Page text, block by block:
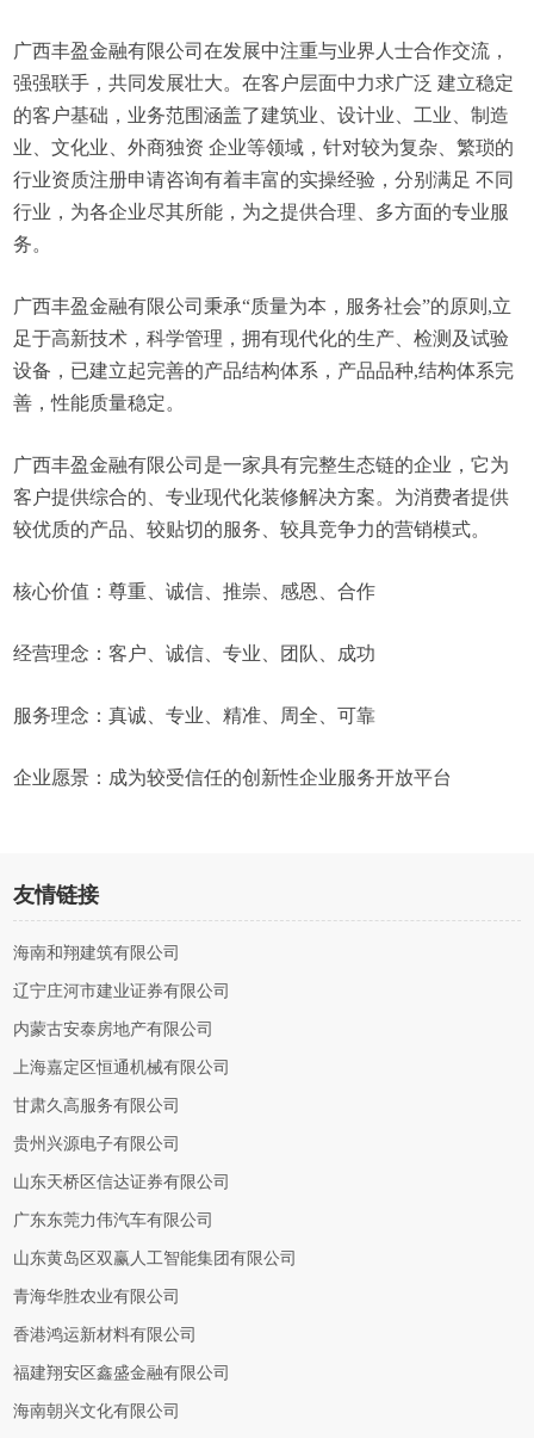
广西丰盈金融有限公司在发展中注重与业界人士合作交流，
强强联手，共同发展壮大。在客户层面中力求广泛 建立稳定
的客户基础，业务范围涵盖了建筑业、设计业、工业、制造
业、文化业、外商独资 企业等领域，针对较为复杂、繁琐的
行业资质注册申请咨询有着丰富的实操经验，分别满足 不同
行业，为各企业尽其所能，为之提供合理、多方面的专业服
务。
广西丰盈金融有限公司秉承“质量为本，服务社会”的原则,立
足于高新技术，科学管理，拥有现代化的生产、检测及试验
设备，已建立起完善的产品结构体系，产品品种,结构体系完
善，性能质量稳定。
广西丰盈金融有限公司是一家具有完整生态链的企业，它为
客户提供综合的、专业现代化装修解决方案。为消费者提供
较优质的产品、较贴切的服务、较具竞争力的营销模式。
核心价值：尊重、诚信、推崇、感恩、合作
经营理念：客户、诚信、专业、团队、成功
服务理念：真诚、专业、精准、周全、可靠
企业愿景：成为较受信任的创新性企业服务开放平台
友情链接
海南和翔建筑有限公司
辽宁庄河市建业证券有限公司
内蒙古安泰房地产有限公司
上海嘉定区恒通机械有限公司
甘肃久高服务有限公司
贵州兴源电子有限公司
山东天桥区信达证券有限公司
广东东莞力伟汽车有限公司
山东黄岛区双赢人工智能集团有限公司
青海华胜农业有限公司
香港鸿运新材料有限公司
福建翔安区鑫盛金融有限公司
海南朝兴文化有限公司